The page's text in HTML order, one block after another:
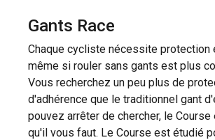
Gants Race
Chaque cycliste nécessite protection
même si rouler sans gants est plus
Vous recherchez un peu plus de
d'adhérence que le traditionnel gant
pouvez arrêter de chercher, le
qu'il vous faut. Le Course est étudié